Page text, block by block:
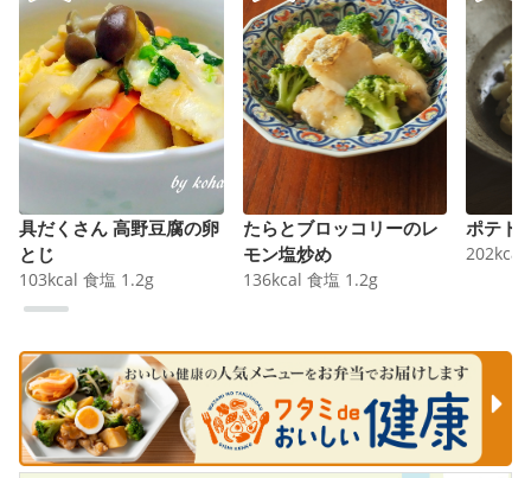
具だくさん 高野豆腐の卵
とじ
103kcal 食塩 1.2g
たらとブロッコリーのレ
モン塩炒め
136kcal 食塩 1.2g
ポテト
202kcal